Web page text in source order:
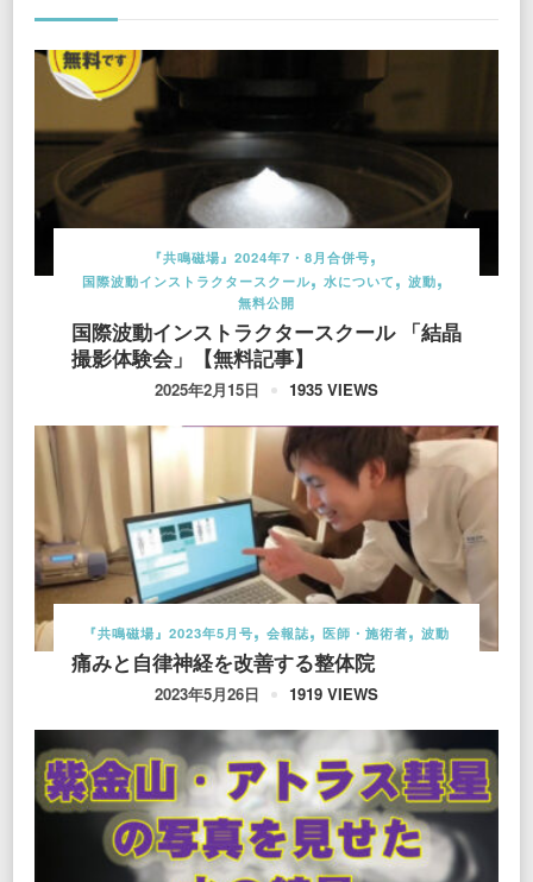
『共鳴磁場』2024年7・8月合併号
国際波動インストラクタースクール
水について
波動
無料公開
国際波動インストラクタースクール 「結晶
撮影体験会」【無料記事】
2025年2月15日 1935 VIEWS
『共鳴磁場』2023年5月号 会報誌 医師・施術者 波動
痛みと自律神経を改善する整体院
2023年5月26日 1919 VIEWS